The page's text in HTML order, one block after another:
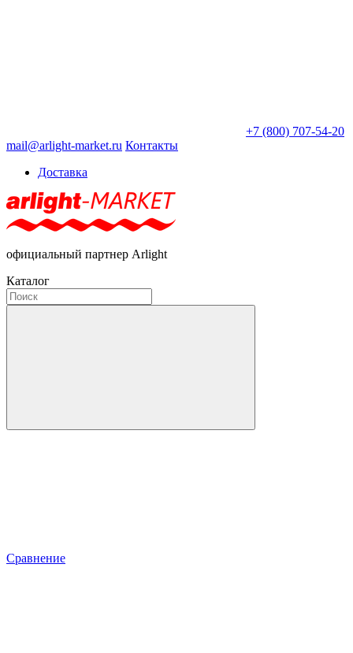
+7 (800) 707-54-20
mail@arlight-market.ru Контакты
Доставка
официальный партнер Arlight
Каталог
Сравнение